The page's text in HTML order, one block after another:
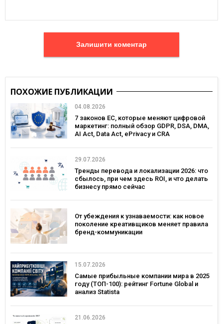
Залишити коментар
ПОХОЖИЕ ПУБЛИКАЦИИ
04.08.2026
7 законов ЕС, которые меняют цифровой
маркетинг: полный обзор GDPR, DSA, DMA,
AI Act, Data Act, ePrivacy и CRA
29.07.2026
Тренды перевода и локализации 2026: что
сбылось, при чем здесь ROI, и что делать
бизнесу прямо сейчас
От убеждения к узнаваемости: как новое
поколение креативщиков меняет правила
бренд-коммуникации
15.07.2026
Самые прибыльные компании мира в 2025
году (ТОП-100): рейтинг Fortune Global и
анализ Statista
21.06.2026